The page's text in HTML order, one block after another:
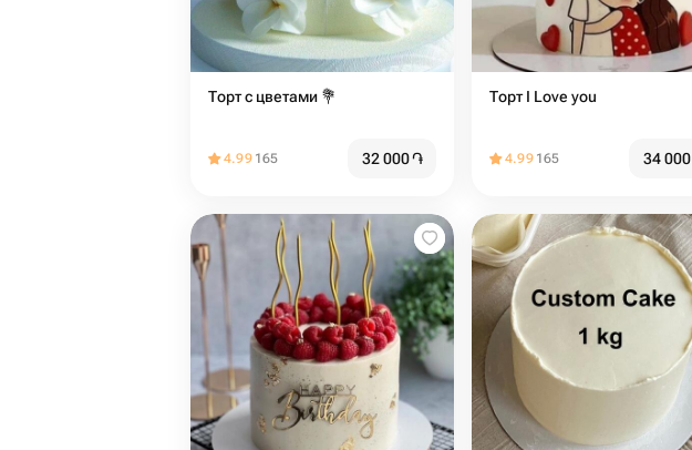
Торт с цветами 💐
4.99 165 32 000֏
Торт I Love you ️
4.99 165 34 000